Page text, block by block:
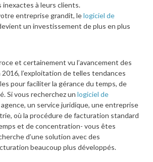
à leurs clients.
entreprise grandit, lelogiciel de
un investissement de plus en plus
et certainement vu l’avancement des
l’exploitation de telles tendances
pour faciliter la gérance du temps, de
Si vous recherchez un logiciel de
un service juridique, une entreprise
où la procédure de facturation standard
et de concentration- vous êtes
d’une solution avec des
beaucoup plus développés.